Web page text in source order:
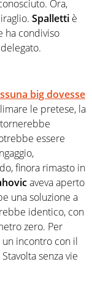
Ora,
Spalletti è
ha condiviso
big dovesse
le pretese, la
essere
finora rimasto in
aveva aperto
una soluzione a
identico, con
zero. Per
incontro con il
senza vie